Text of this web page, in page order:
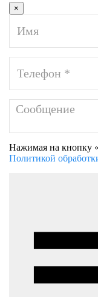
×
Нажимая на кнопку
Политикой